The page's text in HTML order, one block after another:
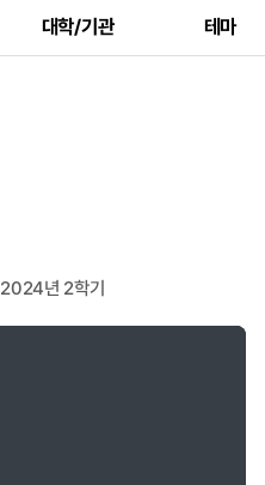
대학/기관 테마
2024년 2학기